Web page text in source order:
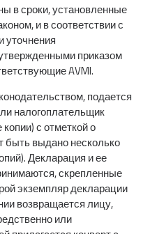
в сроки, установленные
и в соответствии с
уточнения
приказом
AVMI.
подается
налогоплательщик
с отметкой о
быть выдано несколько
Декларация и ее
скрепленные
экземпляр декларации
возвращается лицу,
или